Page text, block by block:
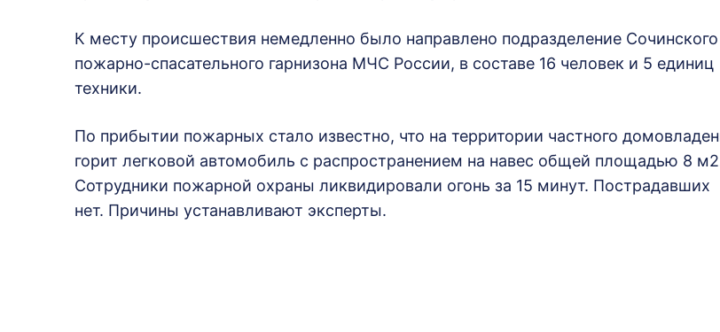
К месту происшествия немедленно было направлено подразделение Сочинского
пожарно-спасательного гарнизона МЧС России, в составе 16 человек и 5 единиц
техники.
По прибытии пожарных стало известно, что на территории частного
горит легковой автомобиль с распространением на навес общей площадью 8
Сотрудники пожарной охраны ликвидировали огонь за 15 минут. Пострадавших
нет. Причины устанавливают эксперты.